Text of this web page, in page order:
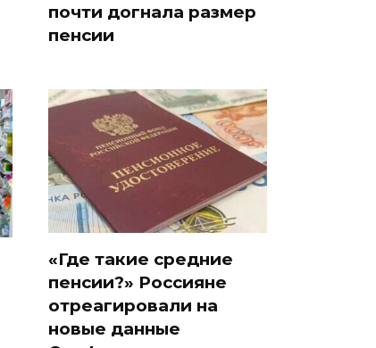
почти догнала размер
пенсии
«Где такие средние
пенсии?» Россияне
отреагировали на
новые данные